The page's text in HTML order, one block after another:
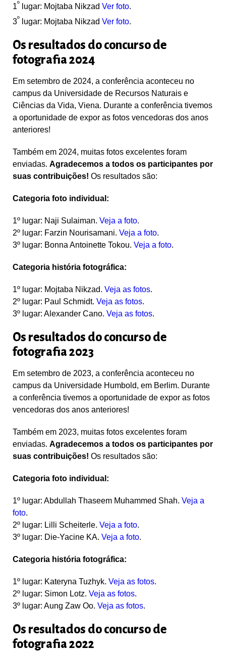
1º lugar: Mojtaba Nikzad Ver foto.
3º lugar: Mojtaba Nikzad Ver foto.
Os resultados do concurso de
fotografia 2024
Em setembro de 2024, a conferência aconteceu no
campus da Universidade de Recursos Naturais e
Ciências da Vida, Viena. Durante a conferência tivemos
a oportunidade de expor as fotos vencedoras dos anos
anteriores!
Também em 2024, muitas fotos excelentes foram
enviadas. Agradecemos a todos os participantes por
suas contribuições! Os resultados são:
Categoria foto individual:
1º lugar: Naji Sulaiman. Veja a foto.
2º lugar: Farzin Nourisamani. Veja a foto.
3º lugar: Bonna Antoinette Tokou. Veja a foto.
Categoria história fotográfica:
1º lugar: Mojtaba Nikzad. Veja as fotos.
2º lugar: Paul Schmidt. Veja as fotos.
3º lugar: Alexander Cano. Veja as fotos.
Os resultados do concurso de
fotografia 2023
Em setembro de 2023, a conferência aconteceu no
campus da Universidade Humbold, em Berlim. Durante
a conferência tivemos a oportunidade de expor as fotos
vencedoras dos anos anteriores!
Também em 2023, muitas fotos excelentes foram
enviadas. Agradecemos a todos os participantes por
suas contribuições! Os resultados são:
Categoria foto individual:
1º lugar: Abdullah Thaseem Muhammed Shah. Veja a
foto.
2º lugar: Lilli Scheiterle. Veja a foto.
3º lugar: Die-Yacine KA. Veja a foto.
Categoria história fotográfica:
1º lugar: Kateryna Tuzhyk. Veja as fotos.
2º lugar: Simon Lotz. Veja as fotos.
3º lugar: Aung Zaw Oo. Veja as fotos.
Os resultados do concurso de
fotografia 2022